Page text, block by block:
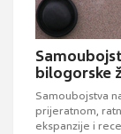
bilogorske
Samoubojstva
prijeratnom,
ekspanzije i